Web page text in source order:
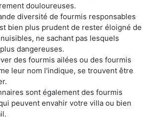
douloureuses.
diversité de fourmis responsables
bien plus prudent de rester éloigné de
ne sachant pas lesquels
dangereuses.
des fourmis ailées ou des fourmis
leur nom l'indique, se trouvent être
sont également des fourmis
peuvent envahir votre villa ou bien